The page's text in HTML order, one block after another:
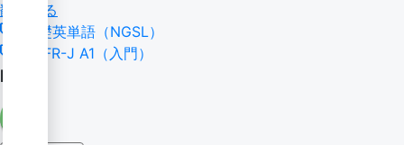
翻訳する
基礎英単語（NGSL）
CEFR-J A1（入門）
little